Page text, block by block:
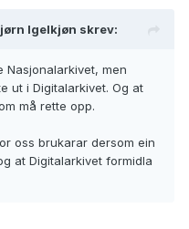
Igelkjøn skrev:
Nasjonalarkivet, men
ut i Digitalarkivet. Og at
må rette opp.
oss brukarar dersom ein
at Digitalarkivet formidla